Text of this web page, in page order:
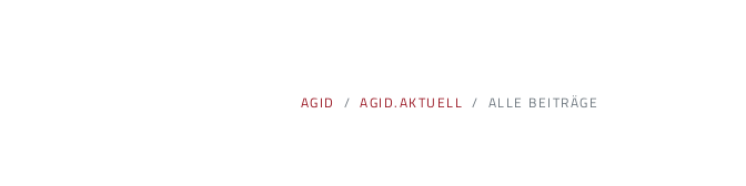
AGID AGID.AKTUELL ALLE BEITRÄGE